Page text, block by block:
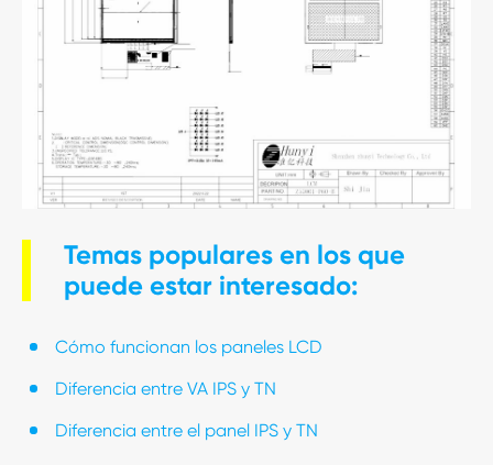
Temas populares en los que
puede estar interesado:
Cómo funcionan los paneles LCD
Diferencia entre VA IPS y TN
Diferencia entre el panel IPS y TN